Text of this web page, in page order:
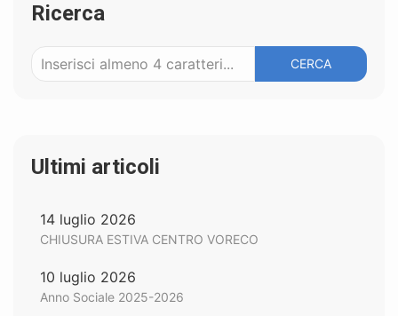
Ricerca
CERCA
Ultimi articoli
14 luglio 2026
CHIUSURA ESTIVA CENTRO VORECO
10 luglio 2026
Anno Sociale 2025-2026